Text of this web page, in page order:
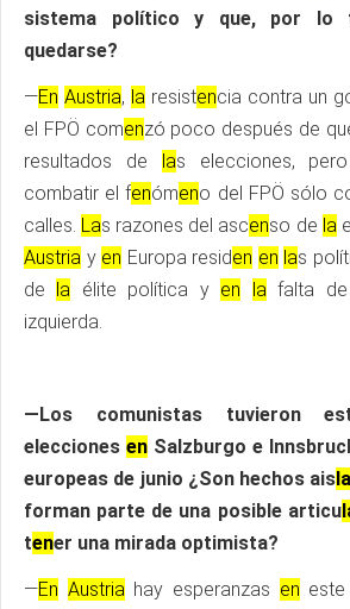
sistema político y que, por lo
quedarse?
—En Austria, la resistencia contra un
el FPÖ comenzó poco después de
resultados de las elecciones,
combatir el fenómeno del FPÖ sólo
calles. Las razones del ascenso de la
Austria y en Europa residen en las
de la élite política y en lafalta de
izquierda.
—Los comunistas tuvieron
elecciones enSalzburgo e
europeas de junio ¿Son hechos aisla
forman parte de una posible articu
tener una mirada optimista?
—En Austriahay esperanzas en